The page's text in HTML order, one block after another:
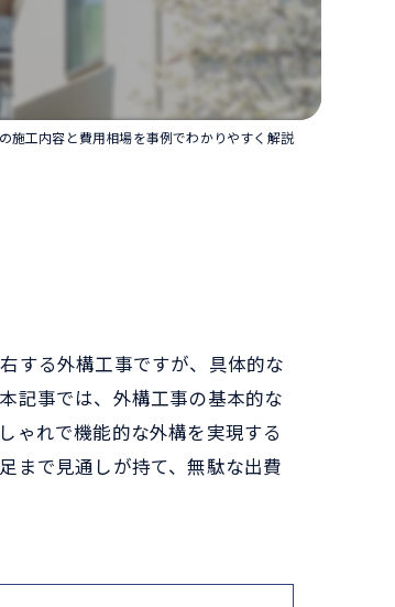
施工内容と費用相場を事例でわかりやすく解説
する外構工事ですが、具体的な
記事では、外構工事の基本的な
ゃれで機能的な外構を実現する
まで見通しが持て、無駄な出費